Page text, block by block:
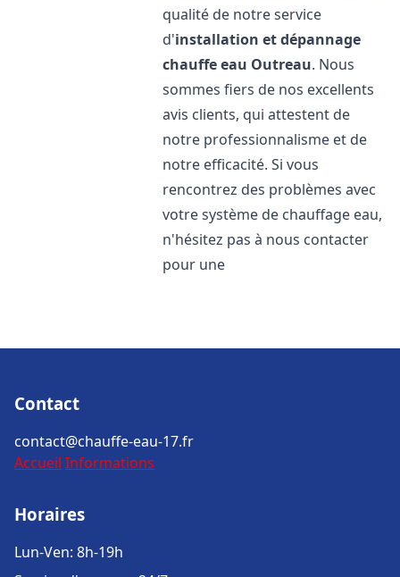
qualité de notre service
d'installation et dépannage
chauffe eau Outreau. Nous
sommes fiers de nos excellents
avis clients, qui attestent de
notre professionnalisme et de
notre efficacité. Si vous
rencontrez des problèmes avec
votre système de chauffage eau,
n'hésitez pas à nous contacter
pour une
Contact
contact@chauffe-eau-17.fr
Accueil Informations
Horaires
Lun-Ven: 8h-19h